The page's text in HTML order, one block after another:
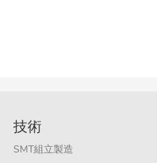
技術
SMT組立製造